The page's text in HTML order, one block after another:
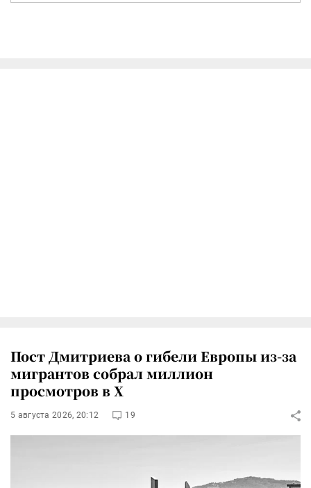
Пост Дмитриева о гибели Европы из-за
мигрантов собрал миллион
просмотров в X
5 августа 2026, 20:12 19